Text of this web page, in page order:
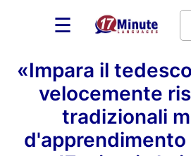
☰
«Impara il
velocemente
tradizionali
d'apprendimento